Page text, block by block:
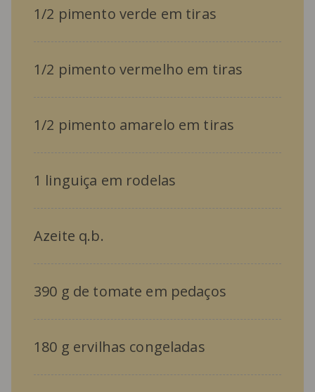
1/2 pimento verde em tiras
1/2 pimento vermelho em tiras
1/2 pimento amarelo em tiras
1 linguiça em rodelas
Azeite q.b.
390 g de tomate em pedaços
180 g ervilhas congeladas